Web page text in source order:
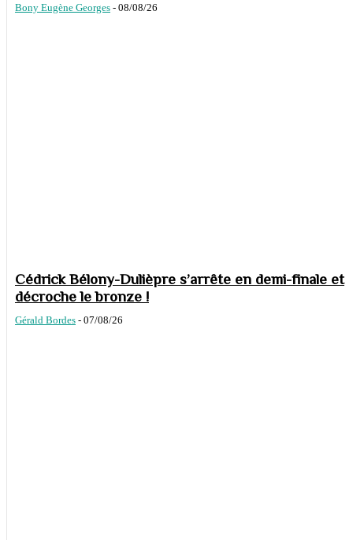
Bony Eugène Georges - 08/08/26
Cédrick Bélony-Dulièpre s’arrête en demi-finale et
décroche le bronze !
Gérald Bordes - 07/08/26